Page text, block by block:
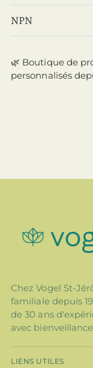
NPN
🌿 Boutique de
personnalisés
Chez Vogel St-
familiale depuis
de 30 ans
avec
LIENS UTILES